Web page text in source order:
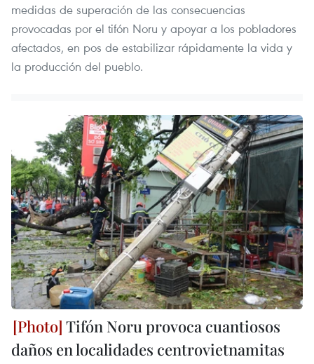
medidas de superación de las consecuencias
provocadas por el tifón Noru y apoyar a los pobladores
afectados, en pos de estabilizar rápidamente la vida y
la producción del pueblo.
Tifón Noru provoca cuantiosos
daños en localidades centrovietnamitas